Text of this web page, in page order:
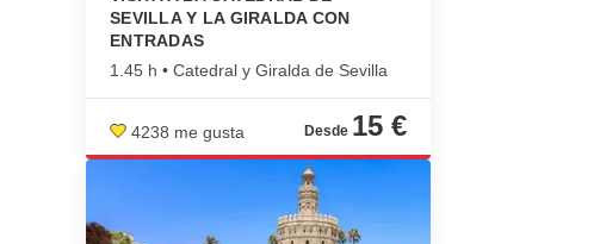
SEVILLA Y LA GIRALDA CON
ENTRADAS
1.45 h • Catedral y Giralda de Sevilla
4238 me gusta 15 €